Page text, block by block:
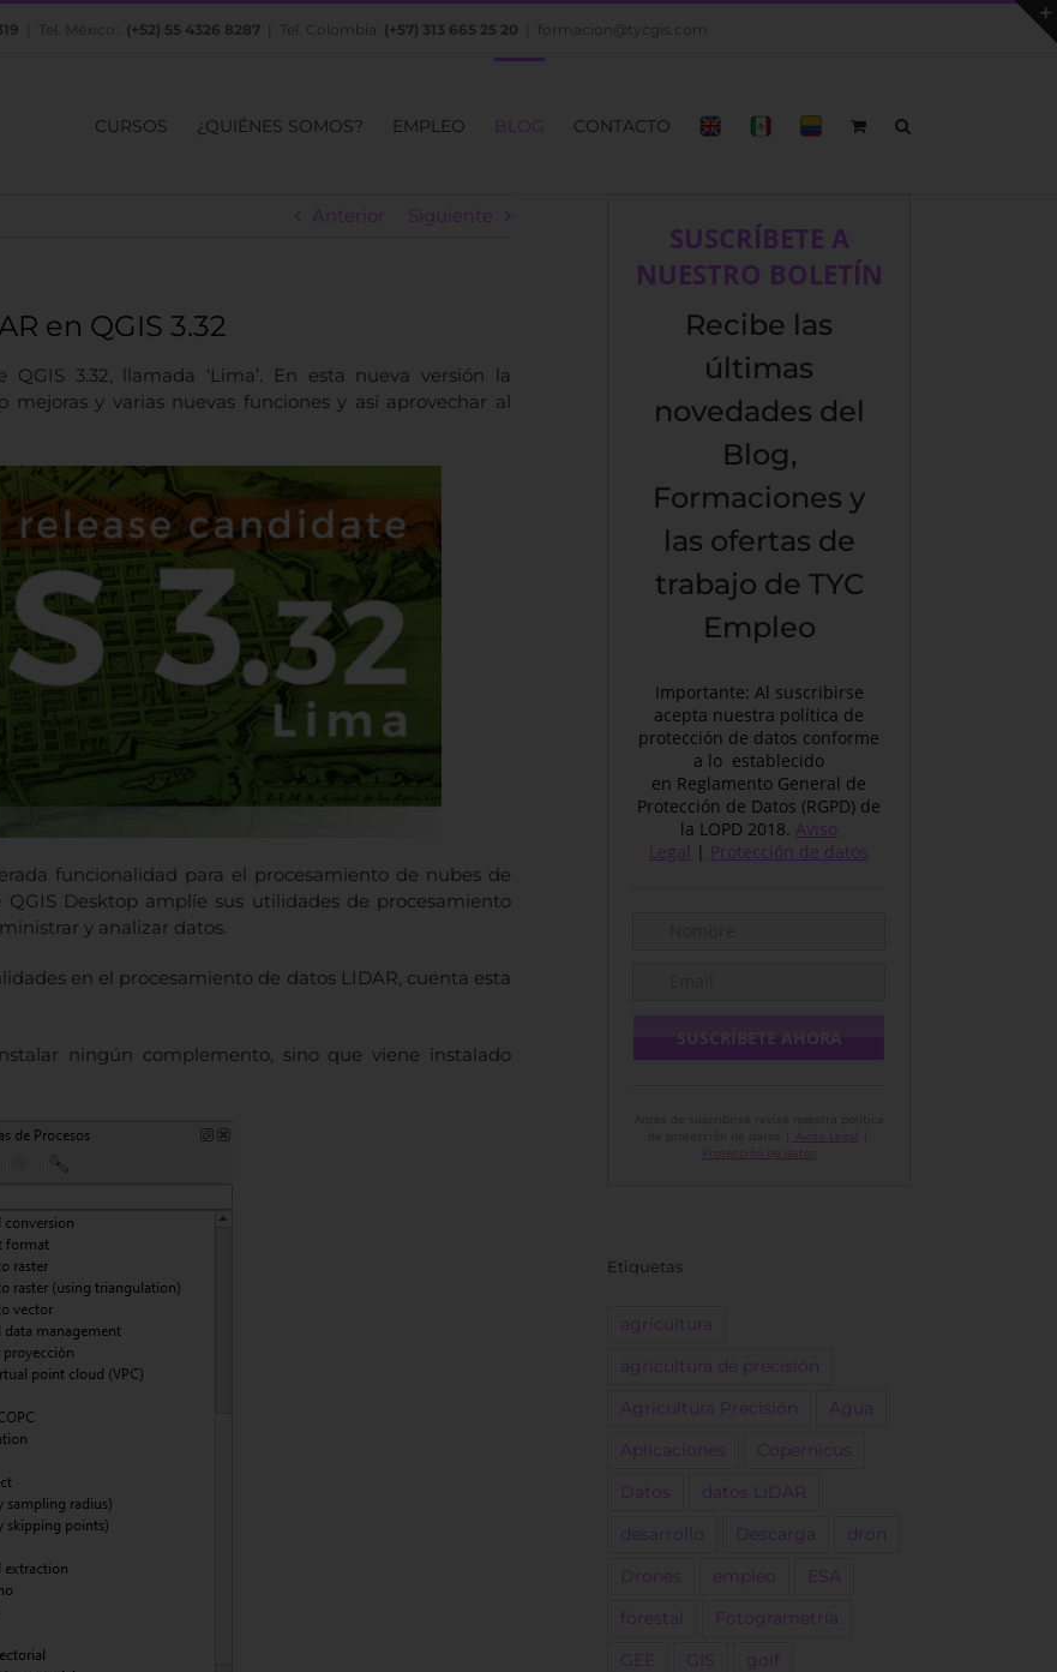
| Tel. México: (+52) 55 4326 8287 | Tel. Colombia: (+57) 313 665 25 20 formacion@tycgis.com
CURSOS ¿QUIÉNES SOMOS? EMPLEO BLOG CONTACTO
Anterior Siguiente
en QGIS 3.32
3.32, llamada ‘Lima’. En esta nueva versión la
y varias nuevas funciones y así aprovechar al
funcionalidad para el procesamiento de nubes de
Desktop amplíe sus utilidades de procesamiento
y analizar datos.
en el procesamiento de datos LIDAR, cuenta esta
ningún complemento, sino que viene instalado
SUSCRÍBETE A
NUESTRO BOLETÍN
Recibe las
últimas
novedades del
Blog,
Formaciones y
las ofertas de
trabajo de TYC
Empleo
Importante: Al suscribirse
acepta nuestra política de
protección de datos conforme
a lo establecido
en Reglamento General de
Protección de Datos (RGPD) de
la LOPD 2018. Aviso
Legal | Protección de datos
Aviso Legal
Protección de datos
Etiquetas
agricultura
agricultura de precisión
Agricultura Precisión Agua
Aplicaciones Copernicus
Datos datos LiDAR
desarrollo Descarga dron
Drones empleo ESA
forestal Fotogrametría
GEE GIS golf